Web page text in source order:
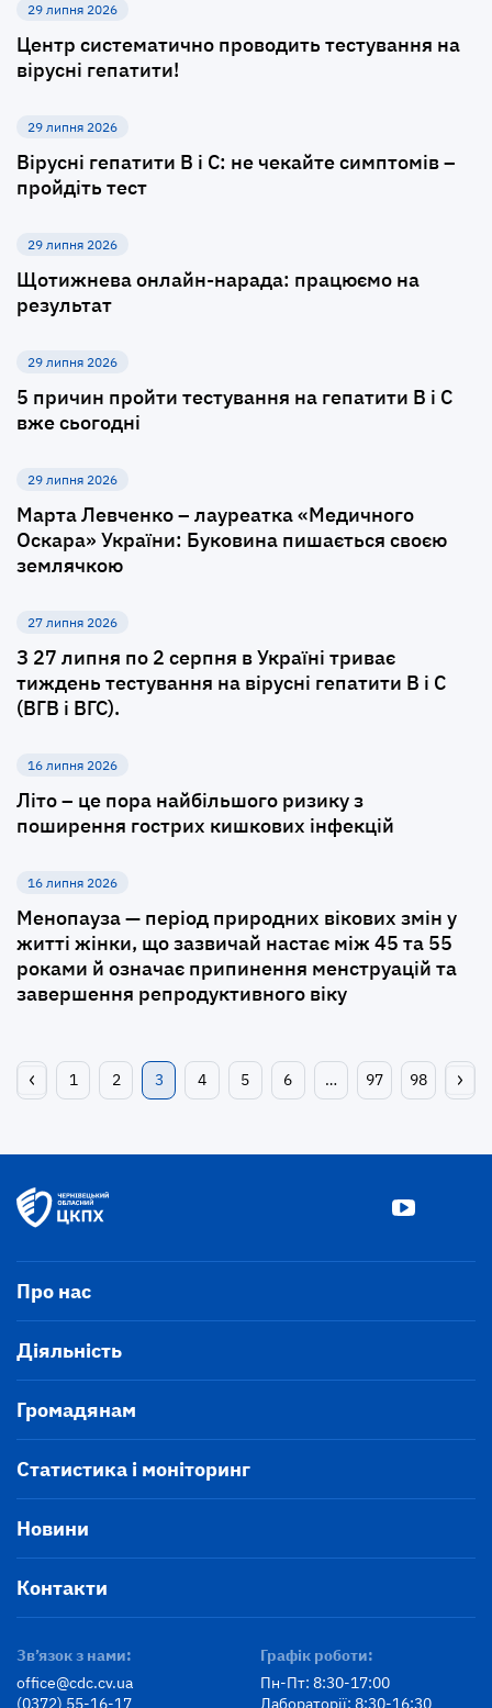
29 липня 2026
Центр систематично проводить тестування на
вірусні гепатити!
29 липня 2026
Вірусні гепатити B і C: не чекайте симптомів –
пройдіть тест
29 липня 2026
Щотижнева онлайн-нарада: працюємо на
результат
29 липня 2026
5 причин пройти тестування на гепатити B і C
вже сьогодні
29 липня 2026
Марта Левченко – лауреатка «Медичного
Оскара» України: Буковина пишається своєю
землячкою
27 липня 2026
З 27 липня по 2 серпня в Україні триває
тиждень тестування на вірусні гепатити В і С
(ВГВ і ВГС).
16 липня 2026
Літо – це пора найбільшого ризику з
поширення гострих кишкових інфекцій
16 липня 2026
Менопауза — період природних вікових змін у
житті жінки, що зазвичай настає між 45 та 55
роками й означає припинення менструацій та
завершення репродуктивного віку
1 2 3 4 5 6 … 97 98
Про нас
Діяльність
Громадянам
Статистика і моніторинг
Новини
Контакти
Зв’язок з нами:
office@cdc.cv.ua
(0372) 55-16-17
Графік роботи:
Пн-Пт: 8:30-17:00
Лабораторії: 8:30-16:30